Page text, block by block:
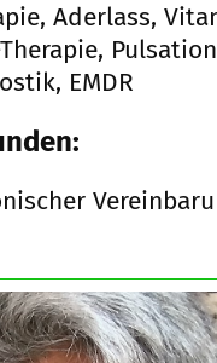
Aderlass,
EMDR